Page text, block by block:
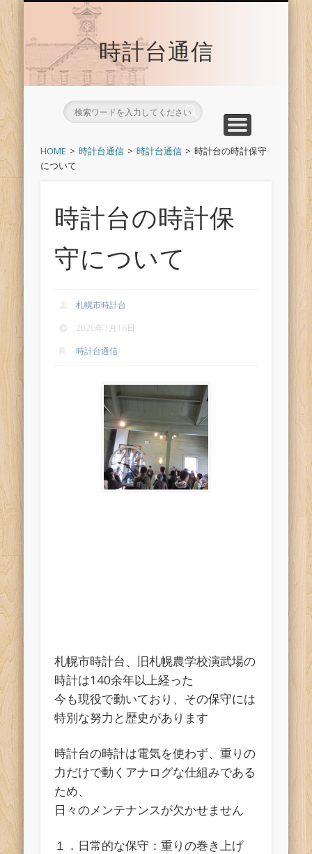
時計台通信
HOME 時計台通信 時計台通信
時計台の時計保守
について
時計台の時計保
守について
札幌市時計台
2026年1月16日
時計台通信
札幌市時計台、旧札幌農学校演武場の
時計は140余年以上経った
今も現役で動いており、その保守には
特別な努力と歴史があります
時計台の時計は電気を使わず、重りの
力だけで動くアナログな仕組みである
ため、
日々のメンテナンスが欠かせません
１．日常的な保守：重りの巻き上げ